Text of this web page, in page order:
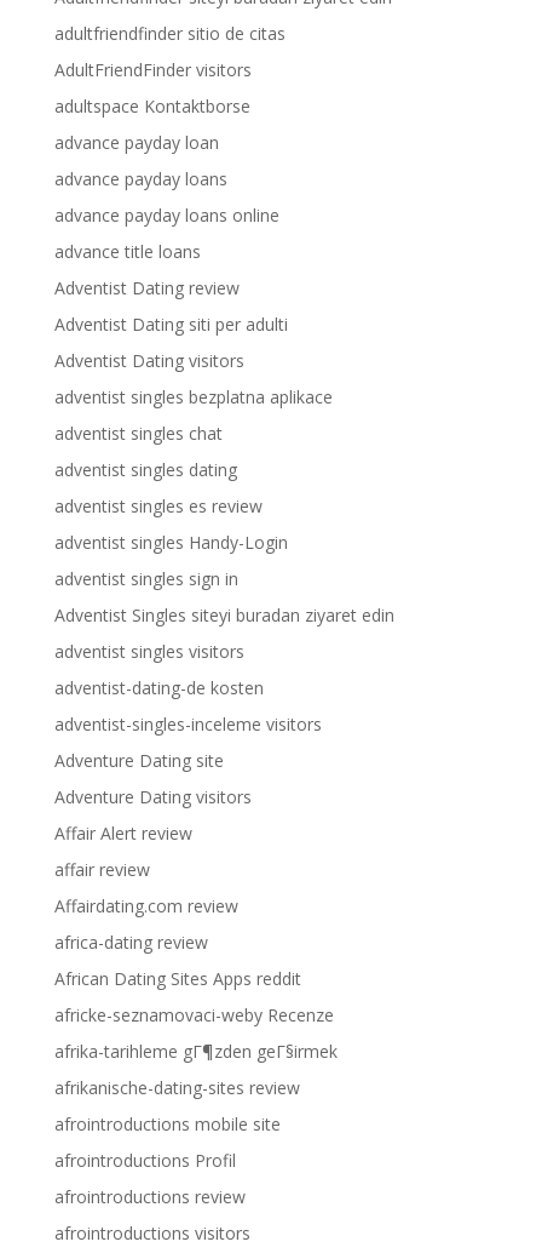
adultfriendfinder sitio de citas
AdultFriendFinder visitors
adultspace Kontaktborse
advance payday loan
advance payday loans
advance payday loans online
advance title loans
Adventist Dating review
Adventist Dating siti per adulti
Adventist Dating visitors
adventist singles bezplatna aplikace
adventist singles chat
adventist singles dating
adventist singles es review
adventist singles Handy-Login
adventist singles sign in
Adventist Singles siteyi buradan ziyaret edin
adventist singles visitors
adventist-dating-de kosten
adventist-singles-inceleme visitors
Adventure Dating site
Adventure Dating visitors
Affair Alert review
affair review
Affairdating.com review
africa-dating review
African Dating Sites Apps reddit
africke-seznamovaci-weby Recenze
afrika-tarihleme gГ¶zden geГ§irmek
afrikanische-dating-sites review
afrointroductions mobile site
afrointroductions Profil
afrointroductions review
afrointroductions visitors